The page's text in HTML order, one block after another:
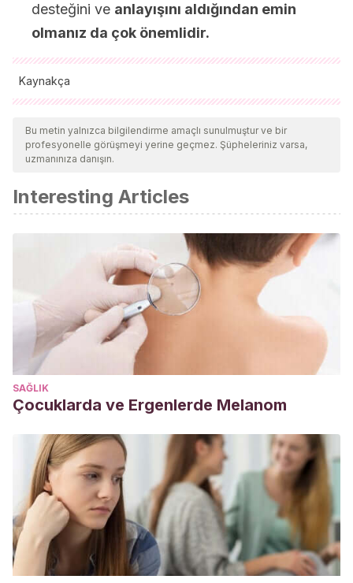
desteğini ve anlayışını aldığından emin
olmanız da çok önemlidir.
Kaynakça
Tüm alıntı yapılan kaynaklar, kalitelerini, güvenilirliklerini,
güncelliklerini ve geçerliliklerini sağlamak için ekibimiz
tarafından derinlemesine incelendi. Bu makalenin bibliyografisi
kabul edildi.
Villalobos, C. D. A., & Mondragón, L. E. C.(2017).
Autoconcepto y habilidades sociales en niños como hijos
únicos y niños con hermanos.PsicoEducativa: reflexiones y
(5), 38-44.
https://psicoeducativa.edusol.info/index.php/rpsicoedu/
Bayrakal, S., & Kope, T. M.
(1990). Dysfunction in the
single-parent and only-child family.
(97), 1.
https://search.proquest.com/openview/
pq-origsite=gscholar&cbl=41539
Liu, C., Munakata, T., & Onuoha, F. N.
health condition of the only-child: a study of urban and
rural high school students in China.
Adolescence 40(160).
https://pubmed.ncbi.nlm.nih.gov/16468675/
Bu metin yalnızca bilgilendirme amaçlı sunulmuştur ve bir
profesyonelle görüşmeyi yerine geçmez. Şüpheleriniz varsa,
uzmanınıza danışın.
Interesting Articles
SAĞLIK
Çocuklarda ve Ergenlerde Melanom